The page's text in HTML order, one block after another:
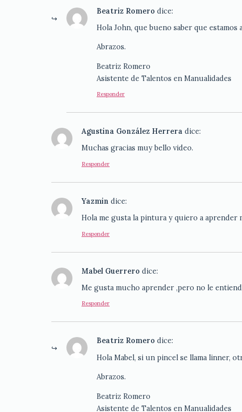
Beatriz Romero dice:
Hola John, que bueno saber que
Abrazos.
Beatriz Romero
Asistente de Talentos en Manualidades
Responder
Agustina González Herrera dice:
Muchas gracias muy bello video.
Responder
Yazmin dice:
Hola me gusta la pintura y quiero a aprender
Responder
Mabel Guerrero dice:
Me gusta mucho aprender ,pero no le
Responder
Beatriz Romero dice:
Hola Mabel, si un pincel se llama linner,
Abrazos.
Beatriz Romero
Asistente de Talentos en Manualidades